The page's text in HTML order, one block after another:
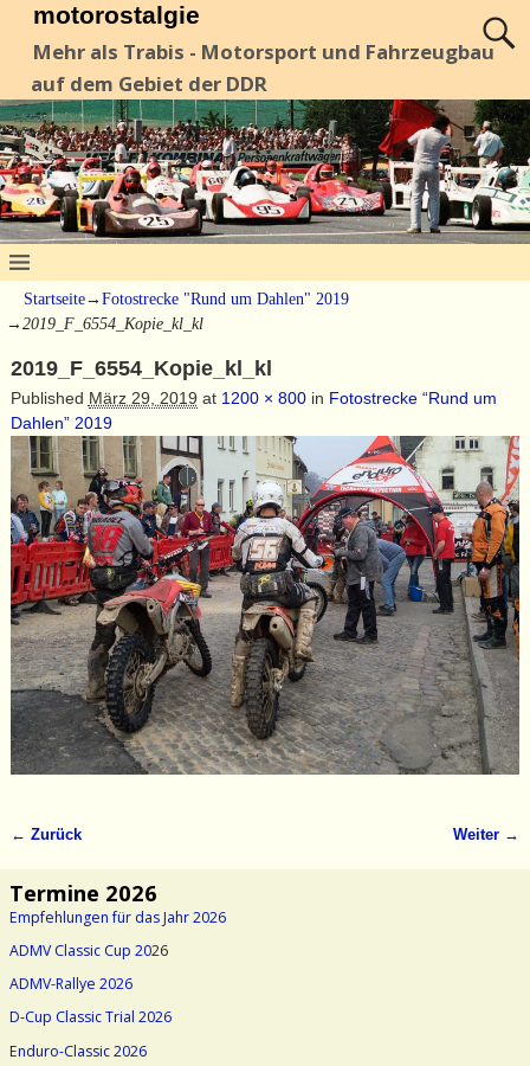
motorostalgie
Mehr als Trabis - Motorsport und Fahrzeugbau
auf dem Gebiet der DDR
Startseite→ Fotostrecke "Rund um Dahlen" 2019
→ 2019_F_6554_Kopie_kl_kl
2019_F_6554_Kopie_kl_kl
Published März 29, 2019 at 1200 × 800in Fotostrecke “Rund um
Dahlen” 2019
← Zurück Weiter →
Termine 2026
Empfehlungen für das Jahr 2026
ADMV Classic Cup 2026
ADMV-Rallye 2026
D-Cup Classic Trial 2026
Enduro-Classic 2026